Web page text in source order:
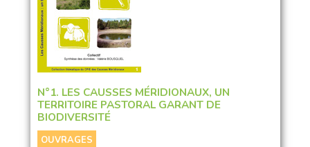
N°1. LES CAUSSES MÉRIDIONAUX, UN
TERRITOIRE PASTORAL GARANT DE
BIODIVERSITÉ
OUVRAGES